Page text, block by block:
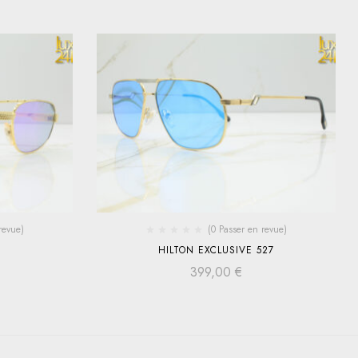
(0 Passer en revue)
HILTON EXCLUSIVE 527
399,00 €